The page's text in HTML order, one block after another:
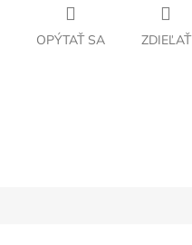
OPÝTAŤ SA ZDIEĽAŤ